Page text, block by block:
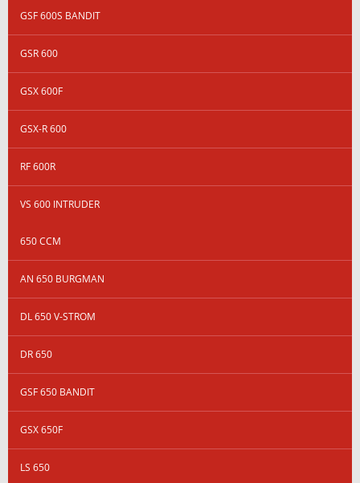
GSF 600S BANDIT
GSR 600
GSX 600F
GSX-R 600
RF 600R
VS 600 INTRUDER
650 CCM
AN 650 BURGMAN
DL 650 V-STROM
DR 650
GSF 650 BANDIT
GSX 650F
LS 650